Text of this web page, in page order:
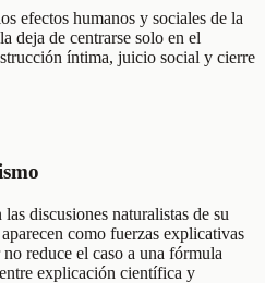
efectos humanos y sociales de la
deja de centrarse solo en el
íntima, juicio social y cierre
discusiones naturalistas de su
como fuerzas explicativas
reduce el caso a una fórmula
explicación científica y